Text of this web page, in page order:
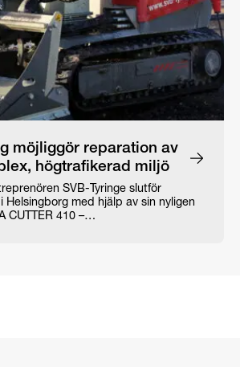
möjliggör reparation av
högtrafikerad miljö
SVB-Tyringe slutför
Helsingborg med hjälp av sin nyligen
CUTTER 410 –…